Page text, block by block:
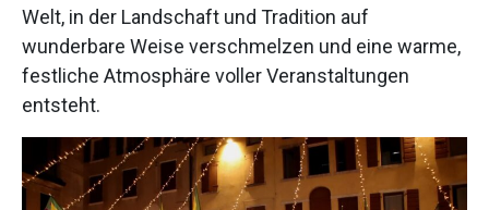
Welt, in der Landschaft und Tradition auf
wunderbare Weise verschmelzen und eine warme,
festliche Atmosphäre voller Veranstaltungen
entsteht.